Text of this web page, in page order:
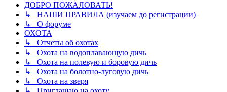
ДОБРО ПОЖАЛОВАТЬ!
↳ НАШИ ПРАВИЛА (изучаем до регистрации)
↳ О форуме
ОХОТА
↳ Отчеты об охотах
↳ Охота на водоплавающую дичь
↳ Охота на полевую и боровую дичь
↳ Охота на болотно-луговую дичь
↳ Охота на зверя